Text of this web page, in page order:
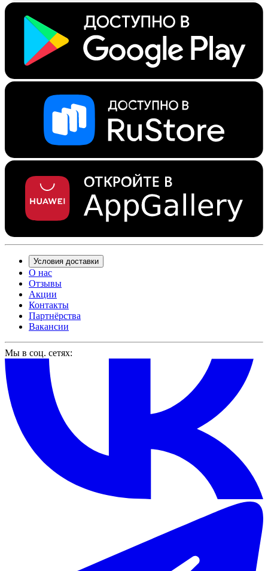
Условия доставки
О нас
Отзывы
Акции
Контакты
Партнёрства
Вакансии
Мы в соц. сетях: